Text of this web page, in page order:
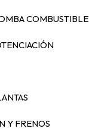
COMBUSTIBLE
Y FRENOS